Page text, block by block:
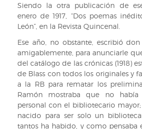
Siendo la otra publicación de
enero de 1917, “Dos poemas
León”, en la Revista Quincenal.
Ese año, no obstante, escribió
amigablemente, para anunciarle
del catálogo de las crónicas (1918)
de Blass con todos los originales y
a la RB para rematar los
Ramón mostraba que no había
personal con el bibliotecario
nacido para ser solo un
tantos ha habido, y como pensaba